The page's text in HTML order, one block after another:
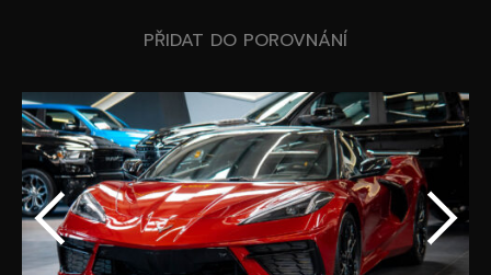
KalkulátorPŘIDAT DO POROVNÁNÍ